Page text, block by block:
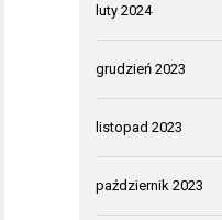
luty 2024
grudzień 2023
listopad 2023
październik 2023